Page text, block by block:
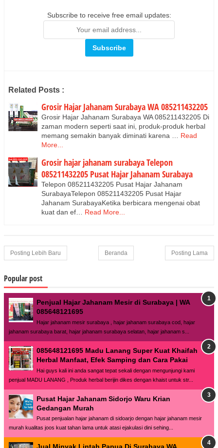
Subscribe to receive free email updates:
Related Posts :
Grosir Hajar Jahanam Surabaya WA 085211432205
Grosir Hajar Jahanam Surabaya WA 085211432205 Di
zaman modern seperti saat ini, produk-produk herbal
memang semakin banyak diminati karena …
Read
More...
Grosir hajar jahanam surabaya Telepon
085211432205 Pusat Hajar Jahanam Surabaya
Telepon 085211432205 Pusat Hajar Jahanam
SurabayaTelepon 085211432205 Pusat Hajar
Jahanam SurabayaKetika berbicara mengenai obat
kuat dan ef…
Read More...
Posting Lebih Baru Posting Lama
Beranda
Popular post
Penjual Hajar Jahanam Mesir di Surabaya | WA
085648121695
Hajar jahanam mesir surabaya , hajar jahanam surabaya cod, hajar
jahanam surabaya barat, hajar jahanam surabaya selatan, hajar jahanam s...
085648121695 Madu Lanang Super Kuat Khaifah
Herbal Manfaat, Efek Samping dan Cara Pakai
Hai guys kali ini anda sangat tepat sekali dengan mengunjungi kami
penjual MADU LANANG , Produk herbal berijin dikes dengan khaist untuk str...
Pusat Hajar Jahanam Sidorjo Waru Krian
Gedangan Murah
Pusat penjualan hajar jahanam di sidoarjo dengan hajar jahanam mesir
murah kualitas joos kuat tahan lama untuk atasi ejakulasi dini sehing...